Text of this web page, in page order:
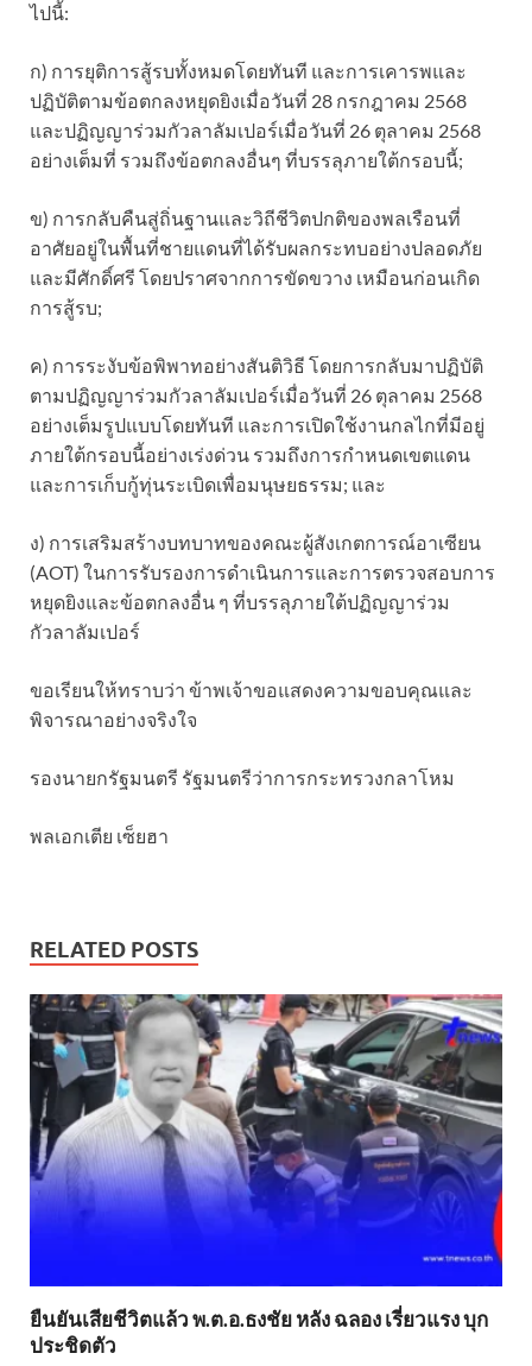
ไปนี้:
ก) การยุติการสู้รบทั้งหมดโดยทันที และการเคารพและ
ปฏิบัติตามข้อตกลงหยุดยิงเมื่อวันที่ 28 กรกฎาคม 2568
และปฏิญญาร่วมกัวลาลัมเปอร์เมื่อวันที่ 26 ตุลาคม 2568
อย่างเต็มที่ รวมถึงข้อตกลงอื่นๆ ที่บรรลุภายใต้กรอบนี้;
ข) การกลับคืนสู่ถิ่นฐานและวิถีชีวิตปกติของพลเรือนที่
อาศัยอยู่ในพื้นที่ชายแดนที่ได้รับผลกระทบอย่างปลอดภัย
และมีศักดิ์ศรี โดยปราศจากการขัดขวาง เหมือนก่อนเกิด
การสู้รบ;
ค) การระงับข้อพิพาทอย่างสันติวิธี โดยการกลับมาปฏิบัติ
ตามปฏิญญาร่วมกัวลาลัมเปอร์เมื่อวันที่ 26 ตุลาคม 2568
อย่างเต็มรูปแบบโดยทันที และการเปิดใช้งานกลไกที่มีอยู่
ภายใต้กรอบนี้อย่างเร่งด่วน รวมถึงการกำหนดเขตแดน
และการเก็บกู้ทุ่นระเบิดเพื่อมนุษยธรรม; และ
ง) การเสริมสร้างบทบาทของคณะผู้สังเกตการณ์อาเซียน
(AOT) ในการรับรองการดำเนินการและการตรวจสอบการ
หยุดยิงและข้อตกลงอื่น ๆ ที่บรรลุภายใต้ปฏิญญาร่วม
กัวลาลัมเปอร์
ขอเรียนให้ทราบว่า ข้าพเจ้าขอแสดงความขอบคุณและ
พิจารณาอย่างจริงใจ
รองนายกรัฐมนตรี รัฐมนตรีว่าการกระทรวงกลาโหม
พลเอกเตีย เซ็ยฮา
RELATED POSTS
ยืนยันเสียชีวิตแล้ว พ.ต.อ.ธงชัย หลัง ฉลอง เรี่ยวแรง บุก
ประชิดตัว